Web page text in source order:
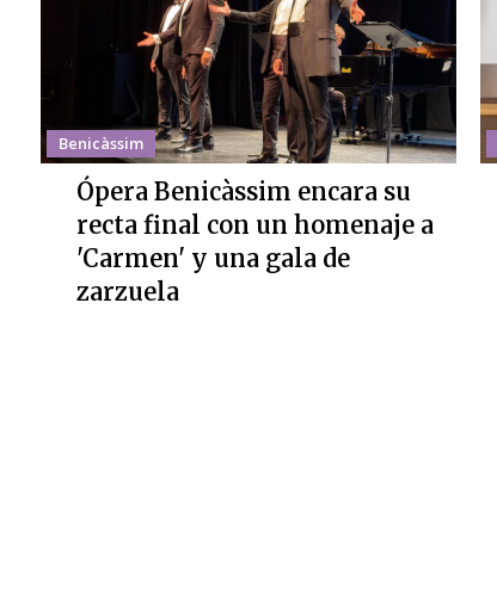
Benicàssim
Ópera Benicàssim encara su
recta final con un homenaje a
'Carmen' y una gala de
zarzuela